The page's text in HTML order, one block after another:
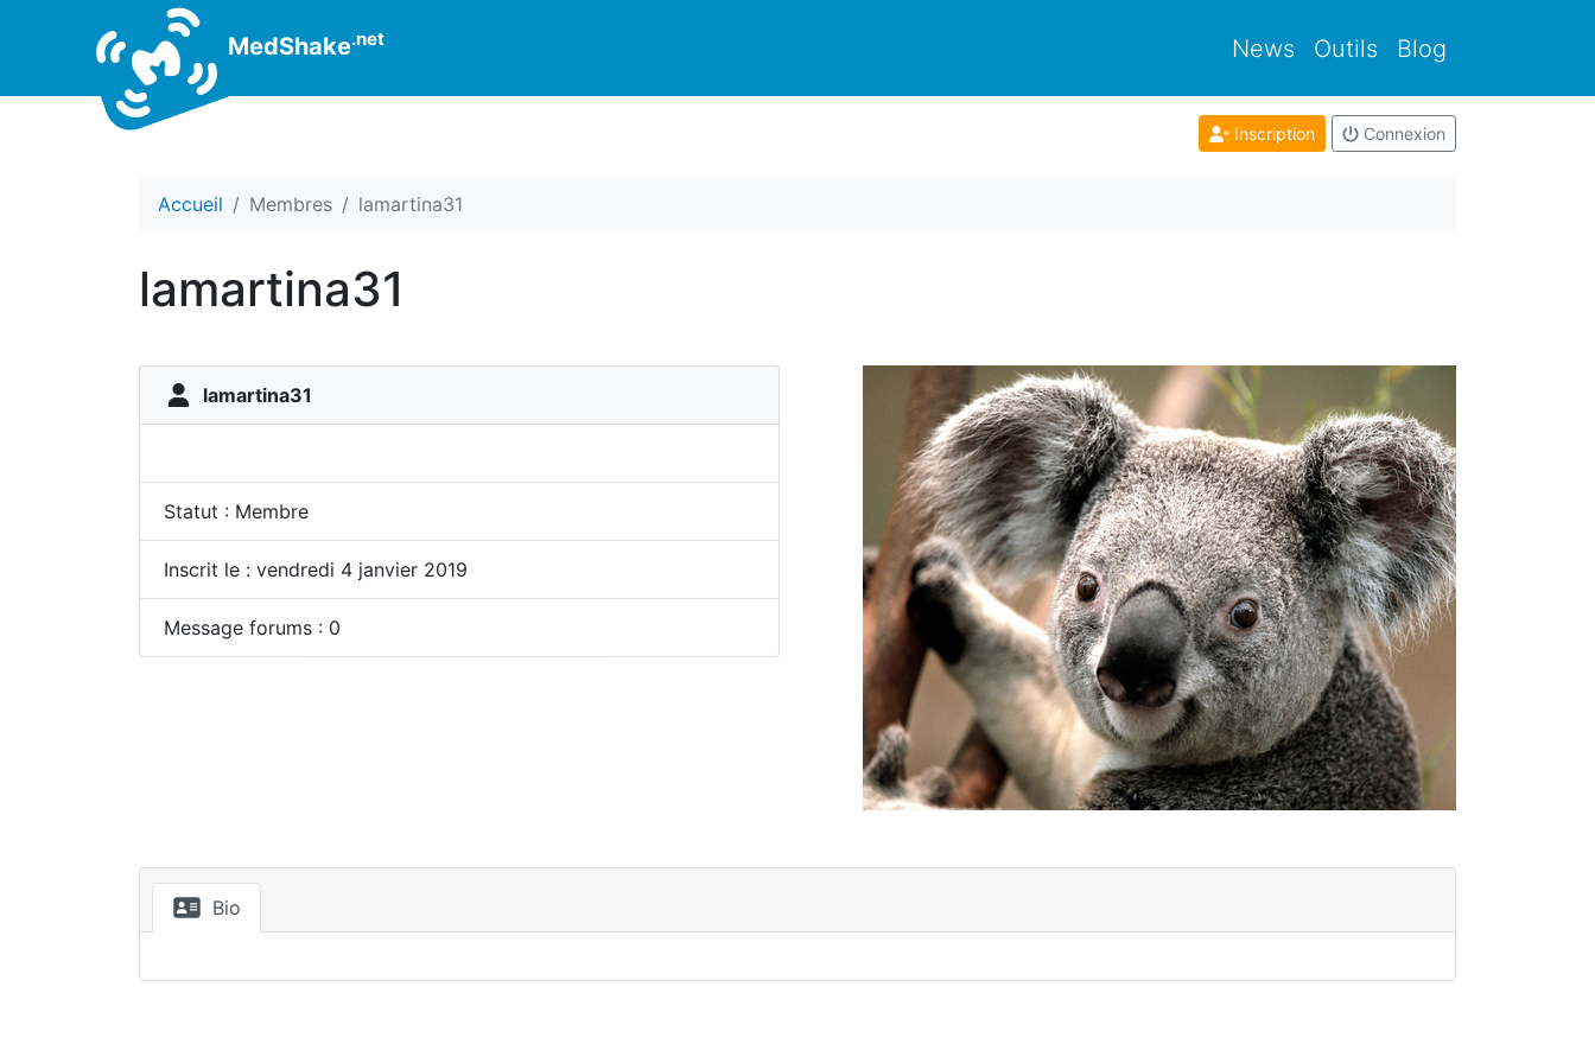
MedShake.net News Outils Blog
Inscription Connexion
Accueil Membres lamartina31
lamartina31
lamartina31
Statut : Membre
Inscrit le : vendredi 4 janvier 2019
Message forums : 0
Bio